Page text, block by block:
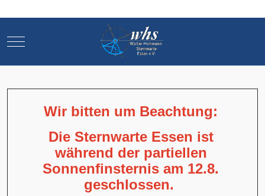
Mobile Menu Toggle
Wir bitten um Beachtung:
Die Sternwarte Essen ist
während der partiellen
Sonnenfinsternis am 12.8.
geschlossen.